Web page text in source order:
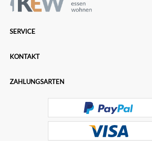
SERVICE
KONTAKT
ZAHLUNGSARTEN